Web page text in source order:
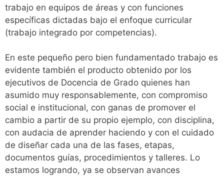
trabajo en equipos de áreas y con funciones
específicas dictadas bajo el enfoque curricular
(trabajo integrado por competencias).
En este pequeño pero bien fundamentado trabajo es
evidente también el producto obtenido por los
ejecutivos de Docencia de Grado quienes han
asumido muy responsablemente, con compromiso
social e institucional, con ganas de promover el
cambio a partir de su propio ejemplo, con disciplina,
con audacia de aprender haciendo y con el cuidado
de diseñar cada una de las fases, etapas,
documentos guías, procedimientos y talleres. Lo
estamos logrando, ya se observan avances